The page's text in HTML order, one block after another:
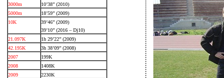
3000m
10’38” (2010)
5000m
18’59” (2009)
10K
39’46” (2009)
39’10” (2016 – Dj10)
21.097K
1h 29’22” (2009)
42.195K
3h 38’09” (2008)
2007
199K
2008
1408K
2009
2230K